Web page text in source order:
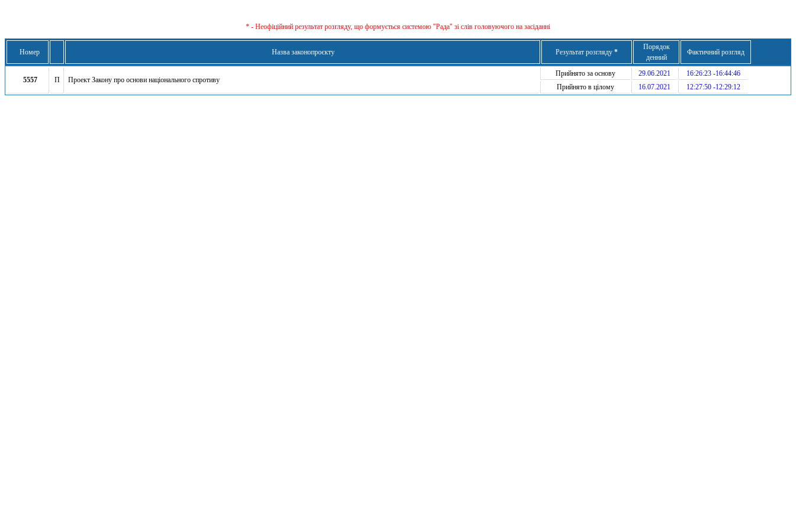
* - Неофіційний результат розгляду, що формується сиcтемою "Рада" зі слів головуючого на засіданні
Номер Назва законопроєкту Результат розгляду *
Порядок
денний
Фактичний розгляд
5557 П Проект Закону про основи національного спротиву
Прийнято за основу 29.06.2021
16:26:23 -16:44:46
Прийнято в цілому
16.07.2021 12:27:50 -12:29:12